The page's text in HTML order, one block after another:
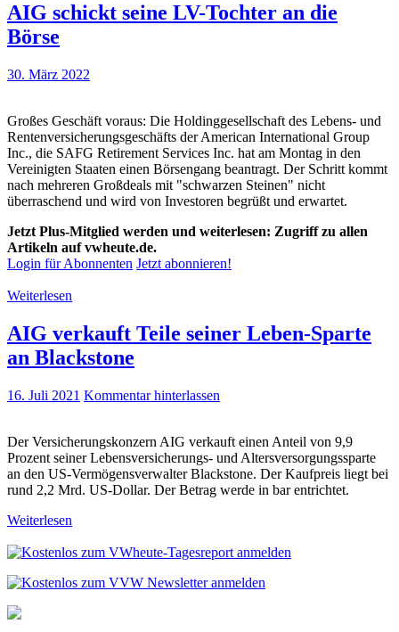
AIG schickt seine LV-Tochter an die
Börse
30. März 2022
Großes Geschäft voraus: Die Holdinggesellschaft des Lebens- und
Rentenversicherungsgeschäfts der American International Group
Inc., die SAFG Retirement Services Inc. hat am Montag in den
Vereinigten Staaten einen Börsengang beantragt. Der Schritt kommt
nach mehreren Großdeals mit "schwarzen Steinen" nicht
überraschend und wird von Investoren begrüßt und erwartet.
Jetzt Plus-Mitglied werden und weiterlesen: Zugriff zu allen
Artikeln auf vwheute.de.
Login für Abonnenten Jetzt abonnieren!
Weiterlesen
AIG verkauft Teile seiner Leben-Sparte
an Blackstone
16. Juli 2021 Kommentar hinterlassen
Der Versicherungskonzern AIG verkauft einen Anteil von 9,9
Prozent seiner Lebensversicherungs- und Altersversorgungssparte
an den US-Vermögensverwalter Blackstone. Der Kaufpreis liegt bei
rund 2,2 Mrd. US-Dollar. Der Betrag werde in bar entrichtet.
Weiterlesen